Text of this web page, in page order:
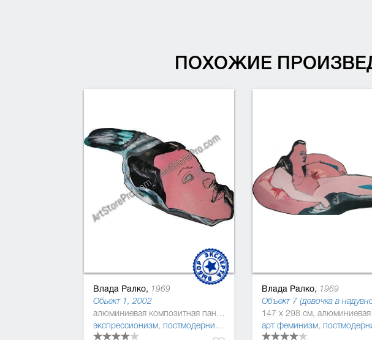
ПОХОЖИЕ
Влада Ралко, 1969
Обьект 1, 2002
алюминиевая композитная панель, масляная краска
экспрессионизм, постмодернизм арт феминизм
Влада Ралко, 1969
арт феминизм,